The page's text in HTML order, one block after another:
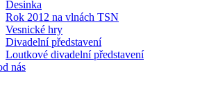
Desinka
Rok 2012 na vlnách TSN
Vesnické hry
Divadelní představení
Loutkové divadelní představení
nás